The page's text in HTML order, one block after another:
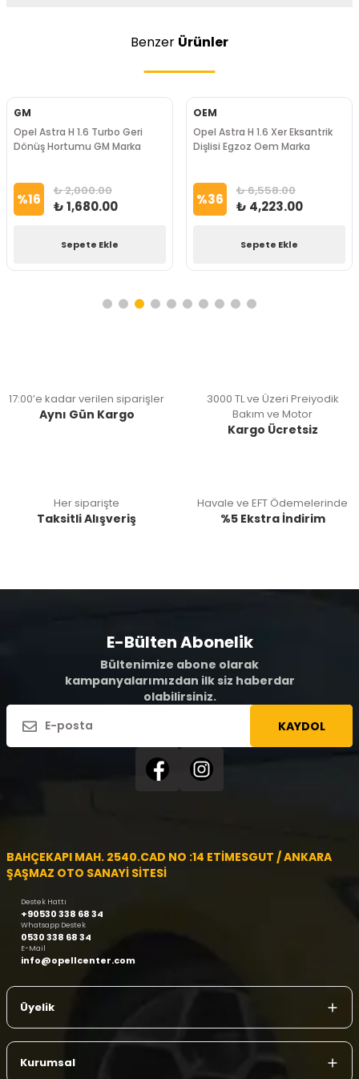
Benzer Ürünler
GM
Opel Astra H 1.6 Turbo Geri
Dönüş Hortumu GM Marka
%16 ₺ 2,000.00
₺ 1,680.00
Sepete Ekle
OEM
Opel Astra H 1.6 Xer Eksantrik
Dişlisi Egzoz Oem Marka
%36 ₺ 6,558.00
₺ 4,223.00
Sepete Ekle
17:00’e kadar verilen siparişler
Aynı Gün Kargo
3000 TL ve Üzeri Preiyodik
Bakım ve Motor
Kargo Ücretsiz
Her siparişte
Taksitli Alışveriş
Havale ve EFT Ödemelerinde
%5 Ekstra İndirim
E-Bülten Abonelik
Bültenimize abone olarak
kampanyalarımızdan ilk siz haberdar
olabilirsiniz.
KAYDOL
BAHÇEKAPI MAH. 2540.CAD NO :14 ETİMESGUT / ANKARA
ŞAŞMAZ OTO SANAYİ SİTESİ
Destek Hattı
+90530 338 68 34
Whatsapp Destek
0530 338 68 34
E-Mail
info@opellcenter.com
Üyelik
Kurumsal